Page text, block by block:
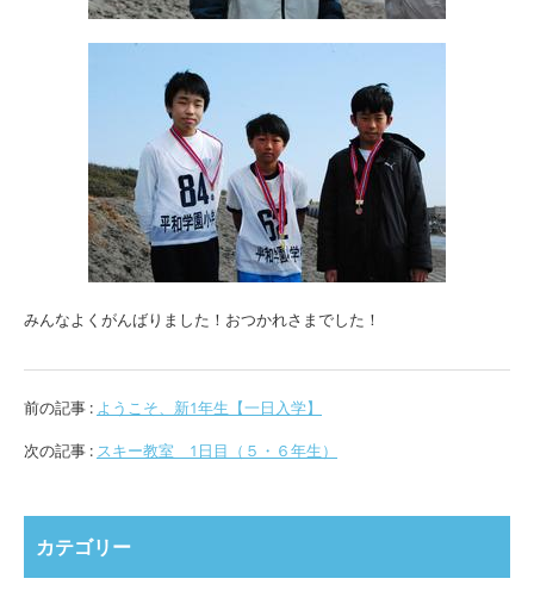
みんなよくがんばりました！おつかれさまでした！
前の記事 : ようこそ、新1年生【一日入学】
次の記事 : スキー教室 1日目（５・６年生）
カテゴリー